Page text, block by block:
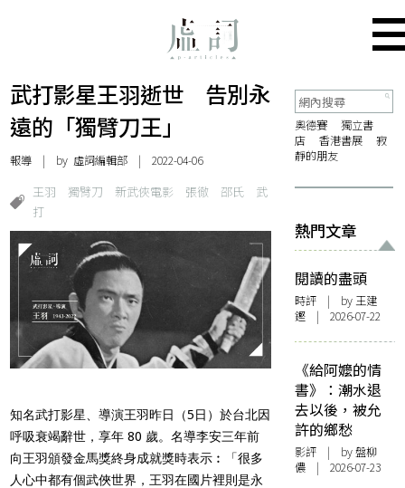
武打影星王羽逝世 告別永
遠的「獨臂刀王」
報導 | by 虛詞編輯部 | 2022-04-06
王羽 獨臂刀 新武俠電影 張徹 邵氏
武
打
知名武打影星、導演王羽昨日（5日）於台北因
呼吸衰竭辭世，享年 80 歲。名導李安三年前
向王羽頒發金馬獎終身成就獎時表示︰「很多
人心中都有個武俠世界，王羽在國片裡則是永
奧德賽
獨立書
店
香港書展
寂
靜的朋友
熱門文章
閱讀的盡頭
時評 | by 王建
鏗 | 2026-07-22
《給阿嬤的情
書》：潮水退
去以後，被允
許的鄉愁
影評 | by 盤柳
儂 | 2026-07-23